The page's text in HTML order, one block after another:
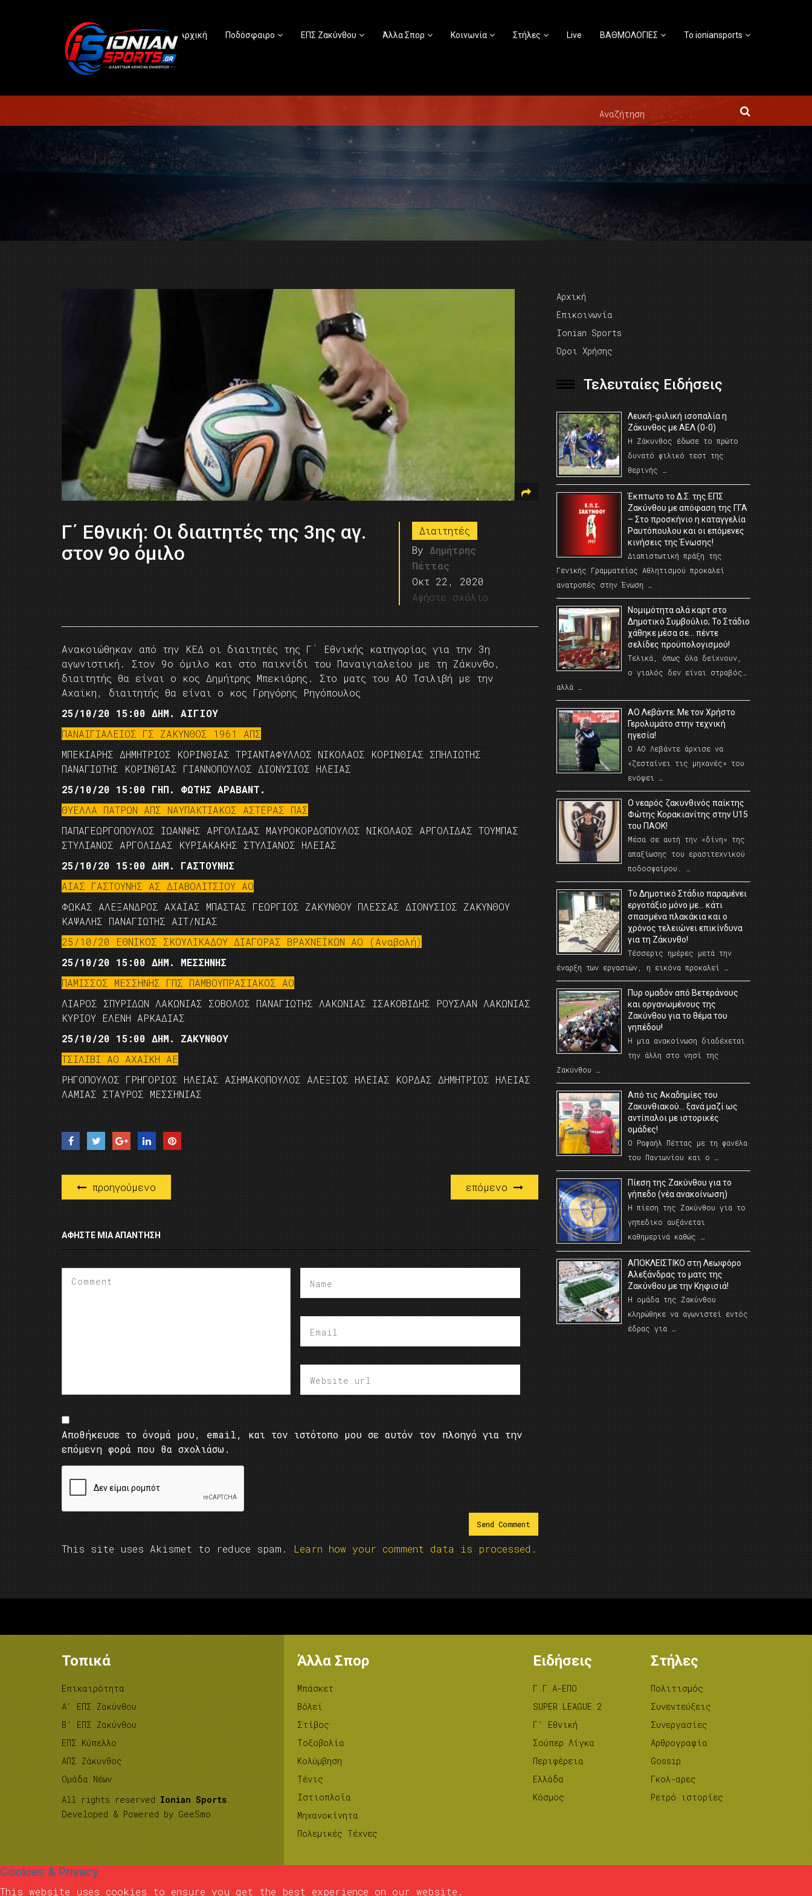
Αρχική Ποδόσφαιρο ΕΠΣ Ζακύνθου Άλλα Σπορ Κοινωνία Στήλες Live ΒΑΘΜΟΛΟΓΙΕΣ Το ioniansports
Γ΄ Εθνική: Οι διαιτητές της 3ης αγ.
στον 9o όμιλο
Διαιτητές
By Δημήτρης
Πέττας
Οκτ 22, 2020
Αφήστε σχόλιο
Ανακοιώθηκαν από την ΚΕΔ οι διαιτητές της Γ΄ Εθνικής κατηγορίας για την 3η
αγωνιστική. Στον 9ο όμιλο και στο παιχνίδι του Παναιγιαλείου με τη Ζάκυνθο,
διαιτητής θα είναι ο κος Δημήτρης Μπεκιάρης. Στο ματς του ΑΟ Τσιλιβή με την
Αχαϊκη, διαιτητής θα είναι ο κος Γρηγόρης Ρηγόπουλος
25/10/20 15:00 ΔΗΜ. ΑΙΓΙΟΥ
ΠΑΝΑΙΓΙΑΛΕΙΟΣ ΓΣ ΖΑΚΥΝΘΟΣ 1961 ΑΠΣ
ΜΠΕΚΙΑΡΗΣ ΔΗΜΗΤΡΙΟΣ ΚΟΡΙΝΘΙΑΣ ΤΡΙΑΝΤΑΦΥΛΛΟΣ ΝΙΚΟΛΑΟΣ ΚΟΡΙΝΘΙΑΣ ΣΠΗΛΙΩΤΗΣ
ΠΑΝΑΓΙΩΤΗΣ ΚΟΡΙΝΘΙΑΣ ΓΙΑΝΝΟΠΟΥΛΟΣ ΔΙΟΝΥΣΙΟΣ ΗΛΕΙΑΣ
25/10/20 15:00 ΓΗΠ. ΦΩΤΗΣ ΑΡΑΒΑΝΤ.
ΘΥΕΛΛΑ ΠΑΤΡΩΝ ΑΠΣ ΝΑΥΠΑΚΤΙΑΚΟΣ ΑΣΤΕΡΑΣ ΠΑΣ
ΠΑΠΑΓΕΩΡΓΟΠΟΥΛΟΣ ΙΩΑΝΝΗΣ ΑΡΓΟΛΙΔΑΣ ΜΑΥΡΟΚΟΡΔΟΠΟΥΛΟΣ ΝΙΚΟΛΑΟΣ ΑΡΓΟΛΙΔΑΣ ΤΟΥΜΠΑΣ
ΣΤΥΛΙΑΝΟΣ ΑΡΓΟΛΙΔΑΣ ΚΥΡΙΑΚΑΚΗΣ ΣΤΥΛΙΑΝΟΣ ΗΛΕΙΑΣ
25/10/20 15:00 ΔΗΜ. ΓΑΣΤΟΥΝΗΣ
ΑΙΑΣ ΓΑΣΤΟΥΝΗΣ ΑΣ ΔΙΑΒΟΛΙΤΣΙΟΥ ΑΟ
ΦΩΚΑΣ ΑΛΕΞΑΝΔΡΟΣ ΑΧΑΪΑΣ ΜΠΑΣΤΑΣ ΓΕΩΡΓΙΟΣ ΖΑΚΥΝΘΟΥ ΠΛΕΣΣΑΣ ΔΙΟΝΥΣΙΟΣ ΖΑΚΥΝΘΟΥ
ΚΑΨΑΛΗΣ ΠΑΝΑΓΙΩΤΗΣ ΑΙΤ/ΝΙΑΣ
25/10/20 ΕΘΝΙΚΟΣ ΣΚΟΥΛΙΚΑΔΟΥ ΔΙΑΓΟΡΑΣ ΒΡΑΧΝΕΪΚΩΝ ΑΟ (Aναβολή)
25/10/20 15:00 ΔΗΜ. ΜΕΣΣΗΝΗΣ
ΠΑΜΙΣΣΟΣ ΜΕΣΣΗΝΗΣ ΓΠΣ ΠΑΜΒΟΥΠΡΑΣΙΑΚΟΣ ΑΟ
ΛΙΑΡΟΣ ΣΠΥΡΙΔΩΝ ΛΑΚΩΝΙΑΣ ΣΟΒΟΛΟΣ ΠΑΝΑΓΙΩΤΗΣ ΛΑΚΩΝΙΑΣ ΙΣΑΚΟΒΙΔΗΣ ΡΟΥΣΛΑΝ ΛΑΚΩΝΙΑΣ
ΚΥΡΙΟΥ ΕΛΕΝΗ ΑΡΚΑΔΙΑΣ
25/10/20 15:00 ΔΗΜ. ΖΑΚΥΝΘΟΥ
ΤΣΙΛΙΒΙ ΑΟ ΑΧΑΪΚΗ ΑΕ
ΡΗΓΟΠΟΥΛΟΣ ΓΡΗΓΟΡΙΟΣ ΗΛΕΙΑΣ ΑΣΗΜΑΚΟΠΟΥΛΟΣ ΑΛΕΞΙΟΣ ΗΛΕΙΑΣ ΚΟΡΔΑΣ ΔΗΜΗΤΡΙΟΣ ΗΛΕΙΑΣ
ΛΑΜΙΑΣ ΣΤΑΥΡΟΣ ΜΕΣΣΗΝΙΑΣ
προηγούμενο επόμενο
ΑΦΉΣΤΕ ΜΙΑ ΑΠΆΝΤΗΣΗ
Αποθήκευσε το όνομά μου, email, και τον ιστότοπο μου σε αυτόν τον πλοηγό για την
επόμενη φορά που θα σχολιάσω.
This site uses Akismet to reduce spam. Learn how your comment data is processed.
Αρχική
Επικοινωνία
Ionian Sports
Όροι Χρήσης
Τελευταίες Ειδήσεις
Λευκή-φιλική ισοπαλία η
Ζάκυνθος με ΑΕΛ (0-0)
Η Ζάκυνθος έδωσε το πρώτο
δυνατό φιλικό τεστ της
θερινής …
Έκπτωτο το Δ.Σ. της ΕΠΣ
Ζακύνθου με απόφαση της ΓΓΑ
– Στο προσκήνιο η καταγγελία
Ραυτόπουλου και οι επόμενες
κινήσεις της Ένωσης!
Διαπιστωτική πράξη της
Γενικής Γραμματείας Αθλητισμού προκαλεί
ανατροπές στην Ένωση …
Νομιμότητα αλά καρτ στο
Δημοτικό Συμβούλιο; Το Στάδιο
χάθηκε μέσα σε… πέντε
σελίδες προϋπολογισμού!
Τελικά, όπως όλα δείχνουν,
ο γιαλός δεν είναι στραβός…
αλλά …
ΑΟ Λεβάντε: Με τον Χρήστο
Γερολυμάτο στην τεχνική
ηγεσία!
Ο ΑΟ Λεβάντε άρχισε να
«ζεσταίνει τις μηχανές» του
ενόψει …
O νεαρός ζακυνθινός παίκτης
Φώτης Κορακιανίτης στην U15
του ΠΑΟΚ!
Μέσα σε αυτή την «δίνη» της
απαξίωσης του ερασιτεχνικού
ποδοσφαίρου. …
Το Δημοτικό Στάδιο παραμένει
εργοτάξιο μόνο με… κάτι
σπασμένα πλακάκια και ο
χρόνος τελειώνει επικίνδυνα
για τη Ζάκυνθο!
Τέσσερις ημέρες μετά την
έναρξη των εργασιών, η εικόνα προκαλεί …
Πυρ ομαδόν από Βετεράνους
και οργανωμένους της
Ζακύνθου για το θέμα του
γηπέδου!
Η μια ανακοίνωση διαδέχεται
την άλλη στο νησί της
Ζακύνθου …
Από τις Ακαδημίες του
Ζακυνθιακού… ξανά μαζί ως
αντίπαλοι με ιστορικές
ομάδες!
Ο Ραφαήλ Πέττας με τη φανέλα
του Πανιωνίου και ο …
Πίεση της Ζακύνθου για το
γήπεδο (νέα ανακοίνωση)
Η πίεση της Ζακύνθου για το
γηπεδικο αυξάνεται
καθημερινά καθώς …
AΠΟΚΛΕΙΣΤΙΚΟ στη Λεωφόρο
Αλεξάνδρας το ματς της
Ζακύνθου με την Κηφισιά!
Η ομάδα της Ζακύνθου
κληρώθηκε να αγωνιστεί εντός
έδρας για …
Τοπικά
Επικαιρότητα
A’ ΕΠΣ Ζακύνθου
B’ ΕΠΣ Ζακύνθου
ΕΠΣ Κύπελλο
ΑΠΣ Ζάκυνθος
Ομάδα Νέων
All rights reserved Ionian Sports .
Developed & Powered by GeeSmo .
Άλλα Σπορ
Μπάσκετ
Βόλεϊ
Στίβος
Tοξοβολία
Κολύμβηση
Τένις
Ιστιοπλοΐα
Μηχανοκίνητα
Πολεμικές Τέχνες
Ειδήσεις
Γ.Γ.Α-ΕΠΟ
SUPER LEAGUE 2
Γ’ Εθνική
Σούπερ Λίγκα
Περιφέρεια
Ελλάδα
Κόσμος
Στήλες
Πολιτισμός
Συνεντεύξεις
Συνεργασίες
Αρθρογραφία
Gossip
Γκολ-αρες
Ρετρό ιστορίες
Cookies & Privacy
This website uses cookies to ensure you get the best experience on our website.